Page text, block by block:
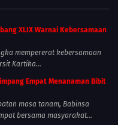
XLIX Warnai Kebersamaan
mempererat kebersamaan
Kartika...
Empat Menanaman Bibit
masa tanam, Babinsa
bersama masyarakat...